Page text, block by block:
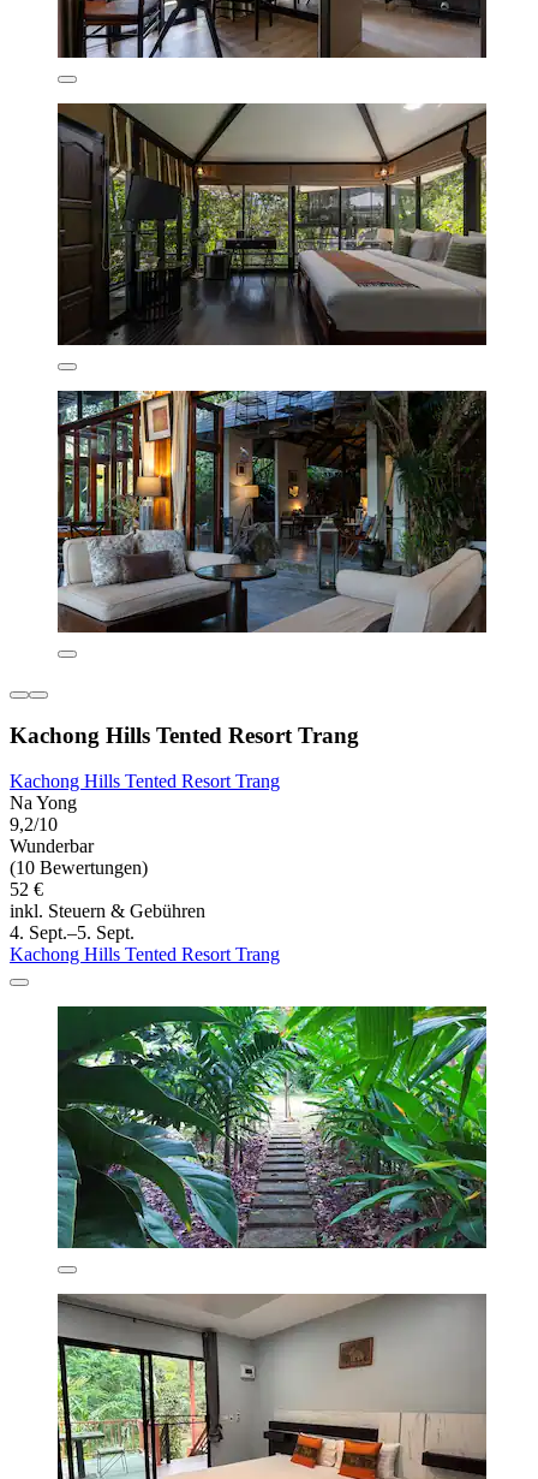
Kachong Hills Tented Resort Trang
Kachong Hills Tented Resort Trang
Na Yong
9,2/10
Wunderbar
(10 Bewertungen)
52 €
inkl. Steuern & Gebühren
4. Sept.–5. Sept.
Kachong Hills Tented Resort Trang